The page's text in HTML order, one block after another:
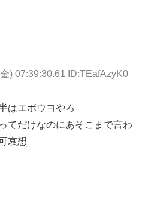
) 07:39:30.61 ID:TEafAzyK0
はエボウヨやろ
てだけなのにあそこまで言わ
哀想